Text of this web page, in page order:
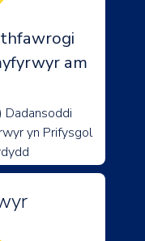
am
Dadansoddi
yn Prifysgol